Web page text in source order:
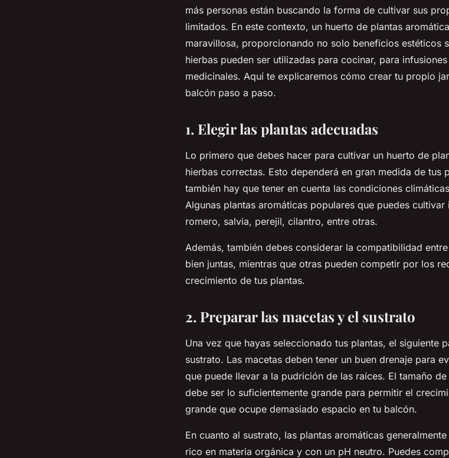
más personas están buscando la forma de cultivar sus
limitados. En este contexto, un huerto de plantas
maravillosa, proporcionando no solo beneficios estéticos
hierbas pueden ser utilizadas para cocinar, para
medicinales. Aquí te explicaremos cómo crear tu propio
balcón paso a paso.
1. Elegir las plantas adecuadas
Lo primero que debes hacer para cultivar un huerto de
hierbas correctas. Esto dependerá en gran medida de tus
también hay que tener en cuenta las condiciones
Algunas plantas aromáticas populares que puedes
romero, salvia, perejil, cilantro, entre otras.
Además, también debes considerar la compatibilidad
bien juntas, mientras que otras pueden competir por los
crecimiento de tus plantas.
2. Preparar las macetas y el sustrato
Una vez que hayas seleccionado tus plantas, el siguiente
sustrato. Las macetas deben tener un buen drenaje para
que puede llevar a la pudrición de las raíces. El tamaño
debe ser lo suficientemente grande para permitir el
grande que ocupe demasiado espacio en tu balcón.
En cuanto al sustrato, las plantas aromáticas
rico en materia orgánica y con un pH neutro. Puedes